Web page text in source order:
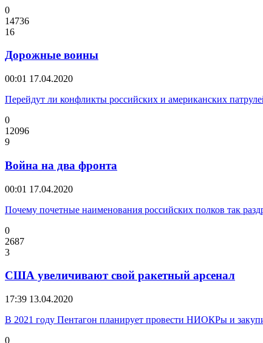
0
14736
16
Дорожные воины
00:01 17.04.2020
Перейдут ли конфликты российских и американских
0
12096
9
Война на два фронта
00:01 17.04.2020
Почему почетные наименования российских полков так
0
2687
3
США увеличивают свой ракетный арсенал
17:39 13.04.2020
В 2021 году Пентагон планирует провести НИОКРы и
0